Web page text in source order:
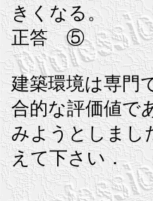
きくなる。
正答 ⑤
建築環境は専門
合的な評価値で
みようとしまし
えて下さい．